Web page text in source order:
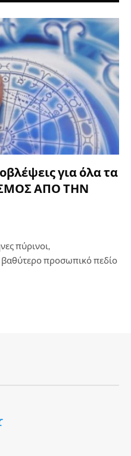
για όλα τα
ΑΠΟ ΤΗΝ
πύρινοι,
βαθύτερο προσωπικό πεδίο